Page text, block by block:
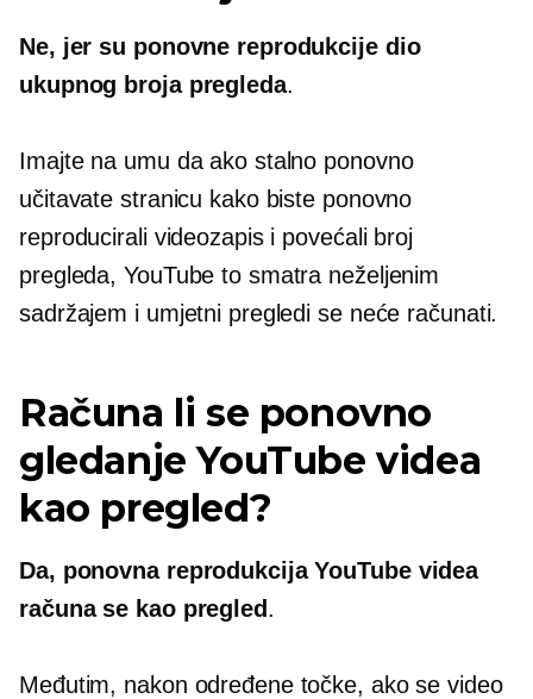
Ne, jer su ponovne reprodukcije dio
ukupnog broja pregleda.
Imajte na umu da ako stalno ponovno
učitavate stranicu kako biste ponovno
reproducirali videozapis i povećali broj
pregleda, YouTube to smatra neželjenim
sadržajem i umjetni pregledi se neće računati.
Računa li se ponovno
gledanje YouTube videa
kao pregled?
Da, ponovna reprodukcija YouTube videa
računa se kao pregled.
Međutim, nakon određene točke, ako se video